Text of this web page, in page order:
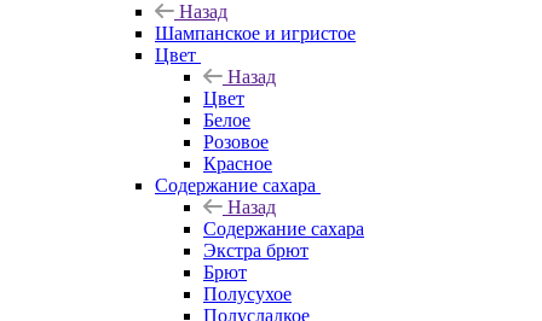
Назад
Шампанское и игристое
Цвет
Назад
Цвет
Белое
Розовое
Красное
Содержание сахара
Назад
Содержание сахара
Экстра брют
Брют
Полусухое
Полусладкое